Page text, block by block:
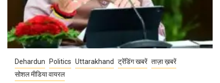
Dehardun Politics Uttarakhand ट्रेंडिंग खबरें ताज़ा ख़बरें
सोशल मीडिया वायरल